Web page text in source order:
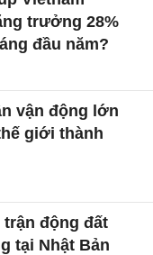
trưởng 28%
đầu năm?
vận động lớn
giới thành
trận động đất
tại Nhật Bản